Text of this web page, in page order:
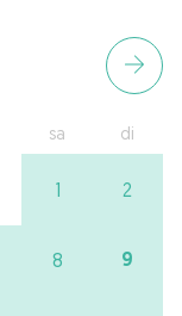
sa di
1 2
8 9